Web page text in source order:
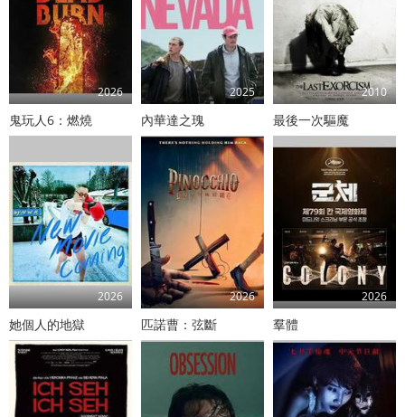
2026
鬼玩人6：燃燒
2025
內華達之瑰
2010
最後一次驅魔
2026
她個人的地獄
2026
匹諾曹：弦斷
2026
羣體